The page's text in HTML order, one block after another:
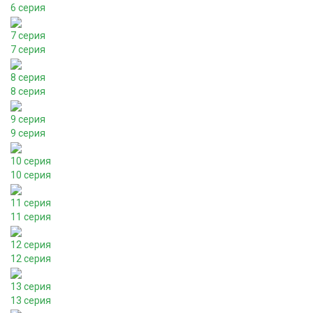
6 серия
7 серия
7 серия
8 серия
8 серия
9 серия
9 серия
10 серия
10 серия
11 серия
11 серия
12 серия
12 серия
13 серия
13 серия